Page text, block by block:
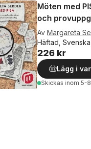
Möten med
och
Av Margareta
Häftad,
226 kr
Lägg i
Skickas inom 5-